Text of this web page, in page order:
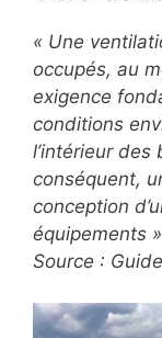
« Une
occupés, au
exigence
conditions
l’intérieur des
conséquent,
conception
équipements
Source :